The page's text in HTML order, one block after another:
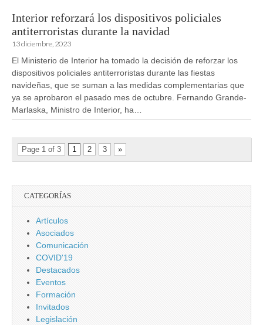
Interior reforzará los dispositivos policiales
antiterroristas durante la navidad
13 diciembre, 2023
El Ministerio de Interior ha tomado la decisión de reforzar los
dispositivos policiales antiterroristas durante las fiestas
navideñas, que se suman a las medidas complementarias que
ya se aprobaron el pasado mes de octubre. Fernando Grande-
Marlaska, Ministro de Interior, ha…
Page 1 of 3 1 2 3 »
CATEGORÍAS
Artículos
Asociados
Comunicación
COVID'19
Destacados
Eventos
Formación
Invitados
Legislación